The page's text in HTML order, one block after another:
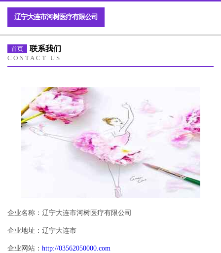
辽宁大连市河树医疗有限公司
首页 联系我们
CONTACT US
企业名称：辽宁大连市河树医疗有限公司
企业地址：辽宁大连市
企业网站： http://03562050000.com